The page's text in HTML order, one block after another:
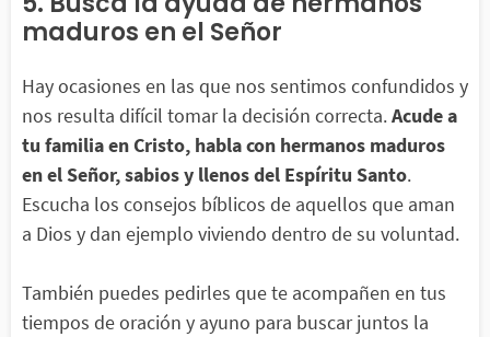
maduros en el Señor
Hay ocasiones en las que nos sentimos confundidos y
nos resulta difícil tomar la decisión correcta.Acude a
tu familia en Cristo, habla con hermanos maduros
en el Señor, sabios y llenos del Espíritu Santo.
Escucha los consejos bíblicos de aquellos que aman
a Dios y dan ejemplo viviendo dentro de su voluntad.
También puedes pedirles que te acompañen en tus
tiempos de oración y ayuno para buscar juntos la